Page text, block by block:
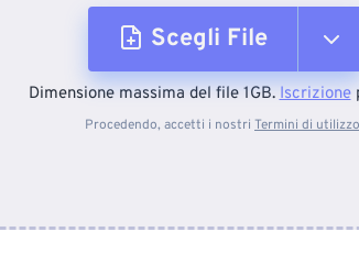
Scegli File
Dal dispositivo
Dimensione massima del file 1GB.Iscrizione
Procedendo, accetti i nostri Termini di utilizzo